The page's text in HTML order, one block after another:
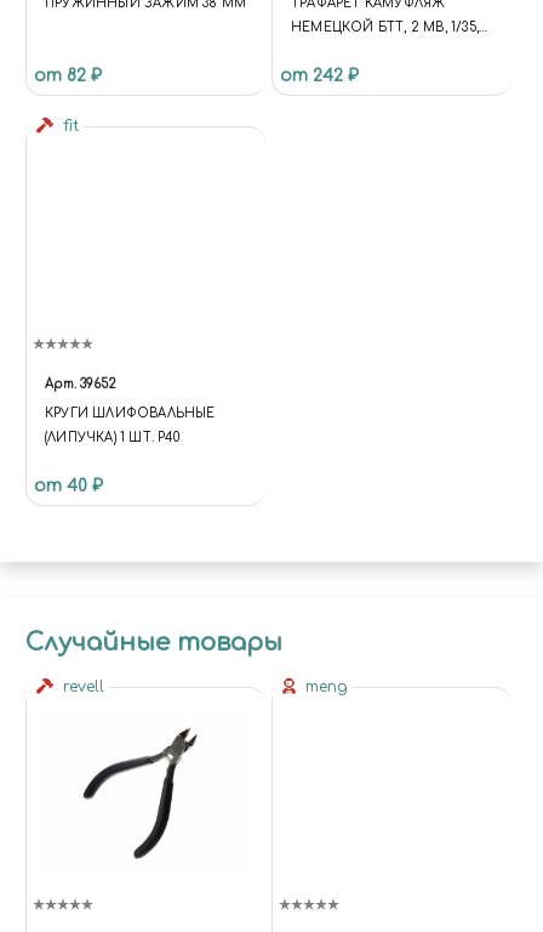
ПРУЖИННЫЙ ЗАЖИМ 38 ММ
от 82 ₽
ТРАФАРЕТ КАМУФЛЯЖ
НЕМЕЦКОЙ БТТ, 2 МВ, 1/35,
от 242 ₽
fit
Арт. 39652
КРУГИ ШЛИФОВАЛЬНЫЕ
(ЛИПУЧКА) 1 ШТ. Р40
от 40 ₽
Случайные товары
revell meng